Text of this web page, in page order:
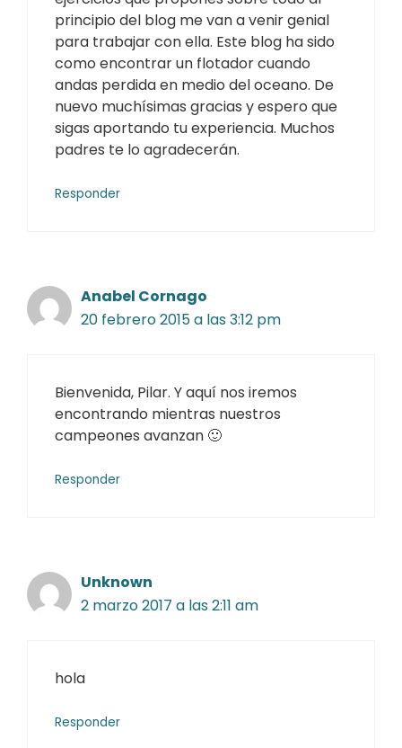
principio del blog me van a venir genial
para trabajar con ella. Este blog ha sido
como encontrar un flotador cuando
andas perdida en medio del oceano. De
nuevo muchísimas gracias y espero que
sigas aportando tu experiencia. Muchos
padres te lo agradecerán.
Responder
Anabel Cornago
20 febrero 2015 a las 3:12 pm
Bienvenida, Pilar. Y aquí nos iremos
encontrando mientras nuestros
campeones avanzan 🙂
Responder
Unknown
2 marzo 2017 a las 2:11 am
hola
Responder